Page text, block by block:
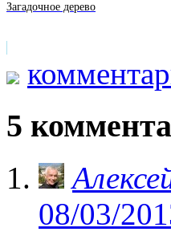
Загадочное дерево
5
08/03/